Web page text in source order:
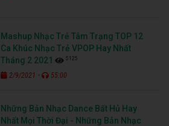
Mashup Nhạc Trẻ Tâm Trạng TOP 12
Ca Khúc Nhạc Trẻ VPOP Hay Nhất
Tháng 2 2021
5125
2/9/2021 - 55:00
Những Bản Nhạc Dance Bất Hủ Hay
Nhất Mọi Thời Đại - Những Bản Nhạc